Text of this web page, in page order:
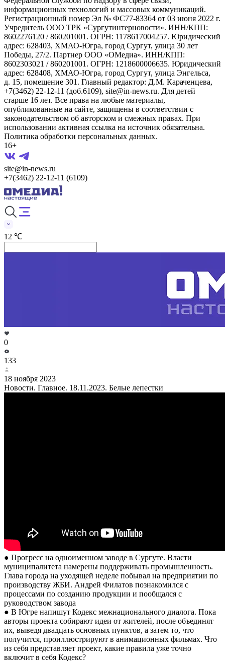
информационных технологий и массовых коммуникаций.
Регистрационный номер Эл № ФС77-83364 от 03 июня 2022 г.
Учредитель ООО ТРК «Сургутинтерновости». ИНН/КПП:
8602276120 / 860201001. ОГРН: 1178617004257. Юридический
адрес: 628403, ХМАО-Югра, город Сургут, улица 30 лет
Победы, 27/2. Партнер ООО «ОМедиа». ИНН/КПП:
8602303021 / 860201001. ОГРН: 1218600006635. Юридический
адрес: 628408, ХМАО-Югра, город Сургут, улица Энгельса,
д. 15, помещение 301. Главный редактор: Д.М. Караченцева,
+7(3462) 22-12-11 (доб.6109), site@in-news.ru. Для детей
старше 16 лет. Все права на любые материалы,
опубликованные на сайте, защищены в соответствии с
законодательством об авторском и смежных правах. При
использовании активная ссылка на источник обязательна.
Политика обработки персональных данных.
16+
site@in-news.ru
+7(3462) 22-12-11 (6109)
12 ℃
0
133
18 ноября 2023
Новости. Главное. 18.11.2023. Белые лепестки
● Прогресс на одноименном заводе в Сургуте. Власти
муниципалитета намерены поддерживать промышленность.
Глава города на уходящей неделе побывал на предприятии по
производству ЖБИ. Андрей Филатов познакомился с
процессами по созданию продукции и пообщался с
руководством завода
● В Югре напишут Кодекс межнационального диалога. Пока
авторы проекта собирают идеи от жителей, после объединят
их, выведя двадцать основных пунктов, а затем то, что
получится, проиллюстрируют в анимационных фильмах. Что
из себя представляет проект, какие правила уже точно
включит в себя Кодекс?